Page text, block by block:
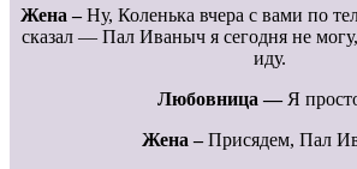
Жена –Ну, Коленька вчера с вами по
сказал — Пал Иваныч я сегодня не могу,
иду.
Любовница —Я
Жена –Присядем, Пал